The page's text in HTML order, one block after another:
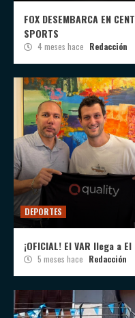
FOX DESEMBARCA EN
SPORTS
4 meses hace Redacción
DEPORTES
¡OFICIAL! El VAR llega a
5 meses hace Redacción